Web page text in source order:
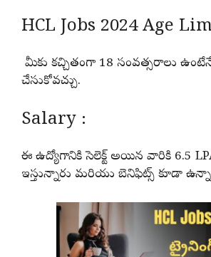
HCL Jobs 2024 Age
మీకు కచ్చితంగా 18 సంవత్సరాలు
చేసుకోవచ్చు.
Salary :
ఈ ఉద్యోగానికి సెలెక్ట్ అయిన వారికి 6.5
ఇస్తున్నారు మరియు బెనిఫిట్స్ కూడా